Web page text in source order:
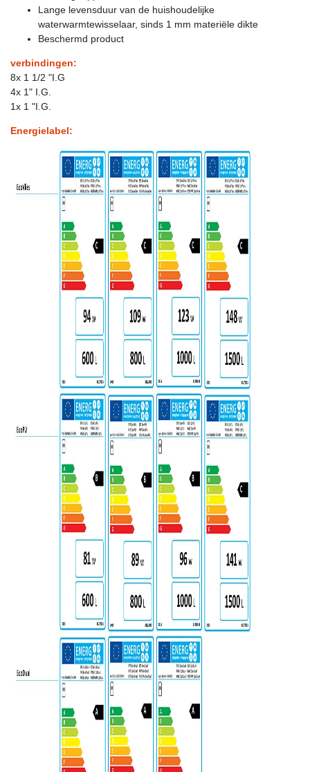
Lange levensduur van de huishoudelijke
waterwarmtewisselaar, sinds 1 mm materiële dikte
Beschermd product
verbindingen:
8x 1 1/2 "I.G
4x 1" I.G.
1x 1 "I.G.
Energielabel: